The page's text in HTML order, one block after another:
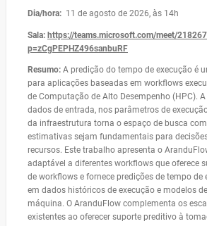
Dia/hora: 11 de agosto de 2026, às 14h
Sala: https://teams.microsoft.com/meet/
p=zCgPEPHZ496sanbuRF
Resumo: A predição do tempo de execução é
para aplicações baseadas em workflows
de Computação de Alto Desempenho (HPC).
dados de entrada, nos parâmetros de
da infraestrutura torna o espaço de busca
estimativas sejam fundamentais para
recursos. Este trabalho apresenta o
adaptável a diferentes workflows que oferece
de workflows e fornece predições de tempo de
em dados históricos de execução e modelos
máquina. O AranduFlow complementa os
existentes ao oferecer suporte preditivo à